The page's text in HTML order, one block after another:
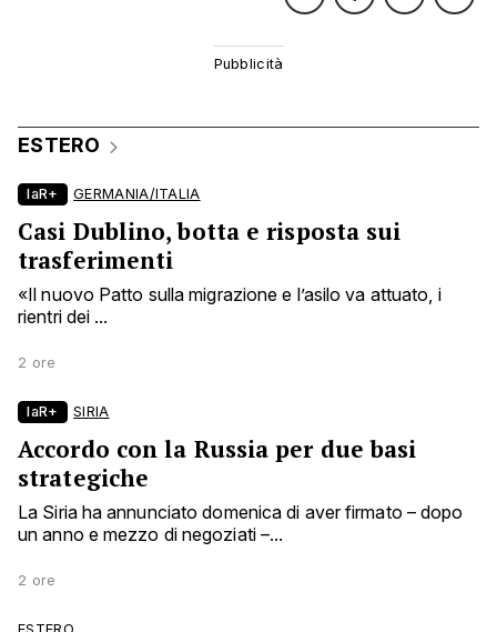
ESTERO
laR+ GERMANIA/ITALIA
Casi Dublino, botta e risposta sui
trasferimenti
«Il nuovo Patto sulla migrazione e l’asilo va attuato, i
rientri dei ...
2 ore
laR+ SIRIA
Accordo con la Russia per due basi
strategiche
La Siria ha annunciato domenica di aver firmato – dopo
un anno e mezzo di negoziati –...
2 ore